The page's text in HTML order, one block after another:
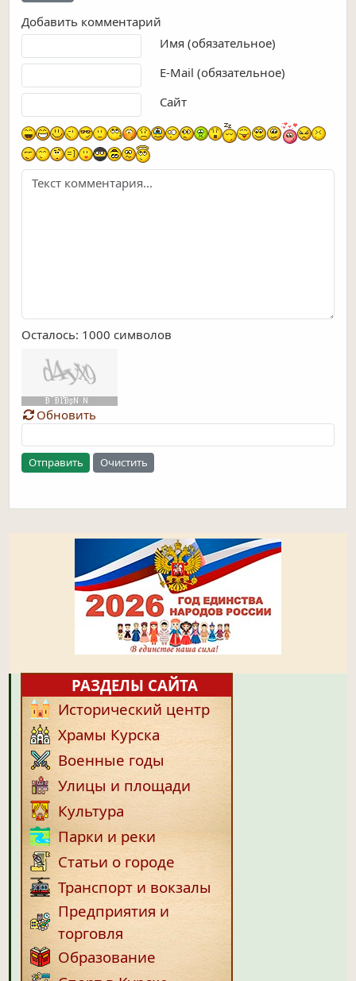
РАЗДЕЛЫ САЙТА
Исторический центр
Храмы Курска
Военные годы
Улицы и площади
Культура
Парки и реки
Статьи о городе
Транспорт и вокзалы
Предприятия и
торговля
Образование
Добавить комментарий
Имя (обязательное)
E-Mail (обязательное)
Сайт
Осталось: 1000 символов
Обновить
Отправить Очистить